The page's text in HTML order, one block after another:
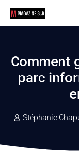
Comment
parc
Stéphanie